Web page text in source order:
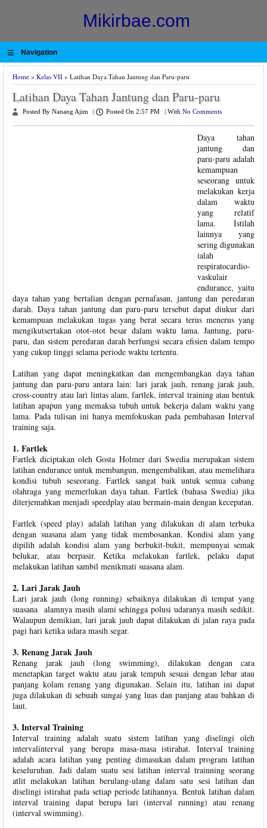
Mikirbae.com
≡ Navigation
Home » Kelas VII » Latihan Daya Tahan Jantung dan Paru-paru
Latihan Daya Tahan Jantung dan Paru-paru
Posted By Nanang Ajim Posted On 2:57 PM With No Comments
Daya tahan
jantung dan
paru-paru adalah
kemampuan
seseorang untuk
melakukan kerja
dalam waktu
yang relatif
lama. Istilah
lainnya yang
sering digunakan
ialah
respiratocardio-
vaskulair
endurance, yaitu
daya tahan yang bertalian dengan pernafasan, jantung dan peredaran
darah. Daya tahan jantung dan paru-paru tersebut dapat diukur dari
kemampuan melakukan tugas yang berat secara terus menerus yang
mengikutsertakan otot-otot besar dalam waktu lama. Jantung, paru-
paru, dan sistem peredaran darah berfungsi secara efisien dalam tempo
yang cukup tinggi selama periode waktu tertentu.
Latihan yang dapat meningkatkan dan mengembangkan daya tahan
jantung dan paru-paru antara lain: lari jarak jauh, renang jarak jauh,
cross-country atau lari lintas alam, fartlek, interval training atau bentuk
latihan apapun yang memaksa tubuh untuk bekerja dalam waktu yang
lama. Pada tulisan ini hanya memfokuskan pada pembahasan Interval
training saja.
1. Fartlek
Fartlek diciptakan oleh Gosta Holmer dari Swedia merupakan sistem
latihan endurance untuk membangun, mengembalikan, atau memelihara
kondisi tubuh seseorang. Fartlek sangat baik untuk semua cabang
olahraga yang memerlukan daya tahan. Fartlek (bahasa Swedia) jika
diterjemahkan menjadi speedplay atau bermain-main dengan kecepatan.
Fartlek (speed play) adalah latihan yang dilakukan di alam terbuka
dengan suasana alam yang tidak membosankan. Kondisi alam yang
dipilih adalah kondisi alam yang berbukit-bukit, mempunyai semak
belukar, atau berpasir. Ketika melakukan fartlek, pelaku dapat
melakukan latihan sambil menikmati suasana alam.
2. Lari Jarak Jauh
Lari jarak jauh (long running) sebaiknya dilakukan di tempat yang
suasana alamnya masih alami sehingga polusi udaranya masih sedikit.
Walaupun demikian, lari jarak jauh dapat dilakukan di jalan raya pada
pagi hari ketika udara masih segar.
3. Renang Jarak Jauh
Renang jarak jauh (long swimming), dilakukan dengan cara
menetapkan target waktu atau jarak tempuh sesuai dengan lebar atau
panjang kolam renang yang digunakan. Selain itu, latihan ini dapat
juga dilakukan di sebuah sungai yang luas dan panjang atau bahkan di
laut.
3. Interval Training
Interval training adalah suatu sistem latihan yang diselingi oleh
intervalinterval yang berupa masa-masa istirahat. Interval training
adalah acara latihan yang penting dimasukan dalam program latihan
keseluruhan. Jadi dalam suatu sesi latihan interval trainning seorang
atlit melakukan latihan berulang-ulang dalam satu sesi latihan dan
diselingi istirahat pada setiap periode latihannya. Bentuk latihan dalam
interval training dapat berupa lari (interval running) atau renang
(interval swimming).